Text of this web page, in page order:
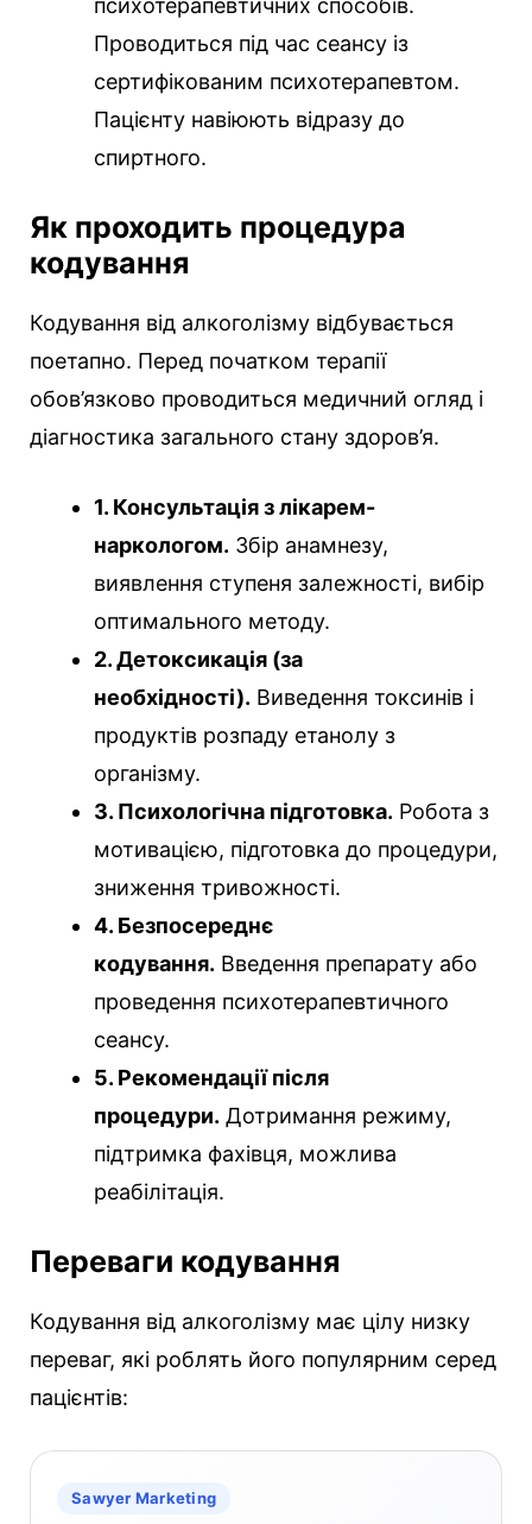
психотерапевтичних способів.
Проводиться під час сеансу із
сертифікованим психотерапевтом.
Пацієнту навіюють відразу до
спиртного.
Як проходить процедура
кодування
Кодування від алкоголізму відбувається
поетапно. Перед початком терапії
обов’язково проводиться медичний огляд і
діагностика загального стану здоров’я.
1. Консультація з лікарем-
наркологом. Збір анамнезу,
виявлення ступеня залежності, вибір
оптимального методу.
2. Детоксикація (за
необхідності). Виведення токсинів і
продуктів розпаду етанолу з
організму.
3. Психологічна підготовка. Робота з
мотивацією, підготовка до процедури,
зниження тривожності.
4. Безпосереднє
кодування. Введення препарату або
проведення психотерапевтичного
сеансу.
5. Рекомендації після
процедури. Дотримання режиму,
підтримка фахівця, можлива
реабілітація.
Переваги кодування
Кодування від алкоголізму має цілу низку
переваг, які роблять його популярним серед
пацієнтів:
Sawyer Marketing